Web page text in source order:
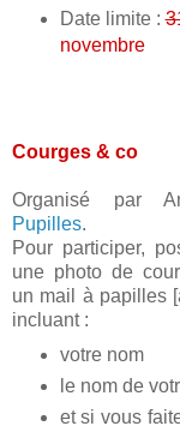
Date limite :
novembre
Courges & co
Organisé par
Pupilles.
Pour participer,
une photo de
un mail à papilles
incluant :
votre nom
le nom de
et si vous